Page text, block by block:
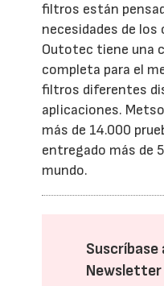
filtros están
necesidades de
Outotec tiene una
completa para el
filtros diferentes
aplicaciones.
más de 14.000
entregado más de
mundo.
Suscríbase